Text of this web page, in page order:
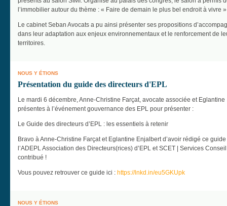
l’immobilier autour du thème : « Faire de demain le plus bel endroit à vivre
Le cabinet Seban Avocats a pu ainsi présenter ses propositions
dans leur adaptation aux enjeux environnementaux et le renforcement de
territoires.
NOUS Y ÉTIONS
Présentation du guide des directeurs d'EPL
Le mardi 6 décembre, Anne-Christine Farçat, avocate associée et
présentes à l’événement gouvernance des EPL pour présenter :
Le Guide des directeurs d’EPL : les essentiels à retenir
Bravo à Anne-Christine Farçat et Eglantine Enjalbert d’avoir rédigé ce
l’ADEPL Association des Directeurs(rices) d’EPL et SCET | Services
contribué !
Vous pouvez retrouver ce guide ici : https://lnkd.in/eu5GKUpk
NOUS Y ÉTIONS